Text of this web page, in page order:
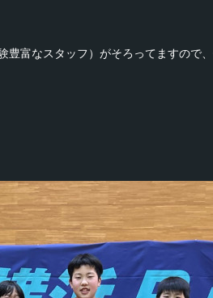
富なスタッフ）がそろってますので